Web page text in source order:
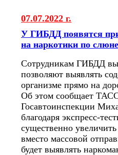
07.07.2022 г.
У ГИБДД появятся
на наркотики по слюне
Сотрудникам ГИБДД
позволяют выявлять
организме прямо на
Об этом сообщает
Госавтоинспекции
благодаря экспресс-
существенно
вместо массовой
будет выявлять